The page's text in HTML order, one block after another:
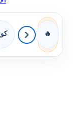
🔥